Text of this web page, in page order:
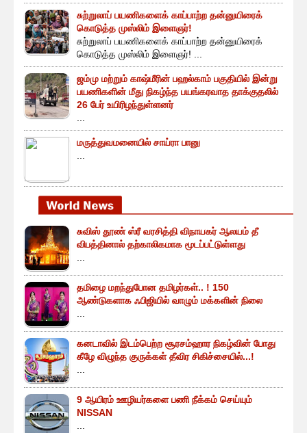
சுற்றுலாப் பயணிகளைக் காப்பாற்ற தன்னுயிரைக்
கொடுத்த முஸ்லிம் இளைஞர்!
சுற்றுலாப் பயணிகளைக் காப்பாற்ற தன்னுயிரைக்
கொடுத்த முஸ்லிம் இளைஞர்! ...
ஜம்மு மற்றும் காஷ்மீரின் பஹல்காம் பகுதியில் இன்று
பயணிகளின் மீது நிகழ்ந்த பயங்கரவாத தாக்குதலில்
26 பேர் உயிரிழந்துள்ளனர்
மருத்துவமனையில் சாய்ரா பானு
சுவிஸ் தூண் ஸ்ரீ வரசித்தி விநாயகர் ஆலயம் தீ
விபத்தினால் தற்காலிகமாக மூடப்பட்டுள்ளது
தமிழை மறந்துபோன தமிழர்கள்.. ! 150
ஆண்டுகளாக ஃபிஜியில் வாழும் மக்களின் நிலை
கனடாவில் இடம்பெற்ற சூரசம்ஹார நிகழ்வின் போது
கீழே விழுந்த குருக்கள் தீவிர சிகிச்சையில்...!
9 ஆயிரம் ஊழியர்களை பணி நீக்கம் செய்யும்
NISSAN